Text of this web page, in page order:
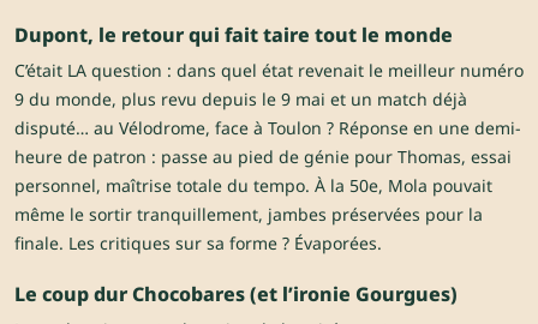
Dupont, le retour qui fait taire tout le monde
C’était LA question : dans quel état revenait le meilleur numéro
9 du monde, plus revu depuis le 9 mai et un match déjà
disputé… au Vélodrome, face à Toulon ? Réponse en une demi-
heure de patron : passe au pied de génie pour Thomas, essai
personnel, maîtrise totale du tempo. À la 50e, Mola pouvait
même le sortir tranquillement, jambes préservées pour la
finale. Les critiques sur sa forme ? Évaporées.
Le coup dur Chocobares (et l’ironie Gourgues)